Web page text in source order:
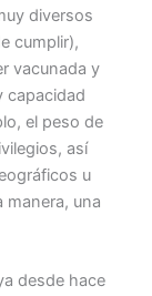
diversos
cumplir),
vacunada y
capacidad
el peso de
así
u
una
desde hace